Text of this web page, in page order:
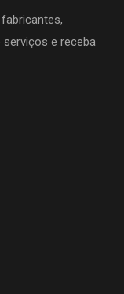
serviços e receba